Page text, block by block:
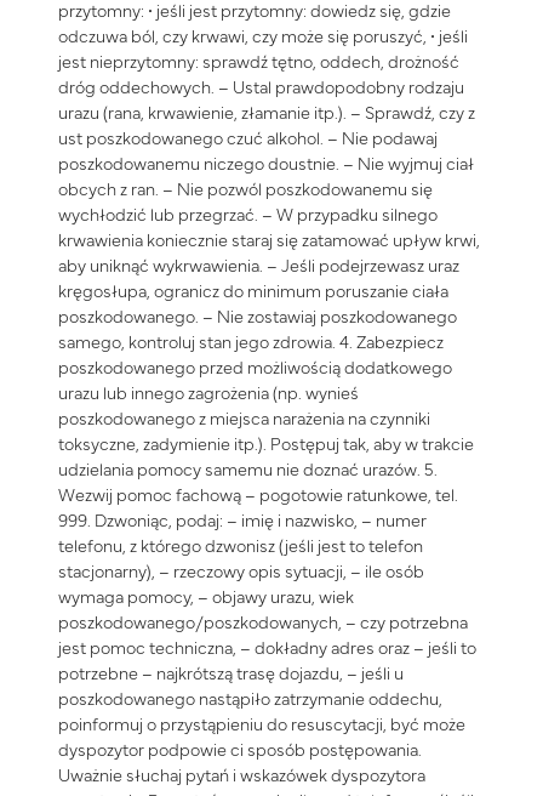
przytomny: • jeśli jest przytomny: dowiedz się, gdzie
odczuwa ból, czy krwawi, czy może się poruszyć, • jeśli
jest nieprzytomny: sprawdź tętno, oddech, drożność
dróg oddechowych. – Ustal prawdopodobny rodzaju
urazu (rana, krwawienie, złamanie itp.). – Sprawdź, czy z
ust poszkodowanego czuć alkohol. – Nie podawaj
poszkodowanemu niczego doustnie. – Nie wyjmuj ciał
obcych z ran. – Nie pozwól poszkodowanemu się
wychłodzić lub przegrzać. – W przypadku silnego
krwawienia koniecznie staraj się zatamować upływ krwi,
aby uniknąć wykrwawienia. – Jeśli podejrzewasz uraz
kręgosłupa, ogranicz do minimum poruszanie ciała
poszkodowanego. – Nie zostawiaj poszkodowanego
samego, kontroluj stan jego zdrowia. 4. Zabezpiecz
poszkodowanego przed możliwością dodatkowego
urazu lub innego zagrożenia (np. wynieś
poszkodowanego z miejsca narażenia na czynniki
toksyczne, zadymienie itp.). Postępuj tak, aby w trakcie
udzielania pomocy samemu nie doznać urazów. 5.
Wezwij pomoc fachową – pogotowie ratunkowe, tel.
999. Dzwoniąc, podaj: – imię i nazwisko, – numer
telefonu, z którego dzwonisz (jeśli jest to telefon
stacjonarny), – rzeczowy opis sytuacji, – ile osób
wymaga pomocy, – objawy urazu, wiek
poszkodowanego/poszkodowanych, – czy potrzebna
jest pomoc techniczna, – dokładny adres oraz – jeśli to
potrzebne – najkrótszą trasę dojazdu, – jeśli u
poszkodowanego nastąpiło zatrzymanie oddechu,
poinformuj o przystąpieniu do resuscytacji, być może
dyspozytor podpowie ci sposób postępowania.
Uważnie słuchaj pytań i wskazówek dyspozytora